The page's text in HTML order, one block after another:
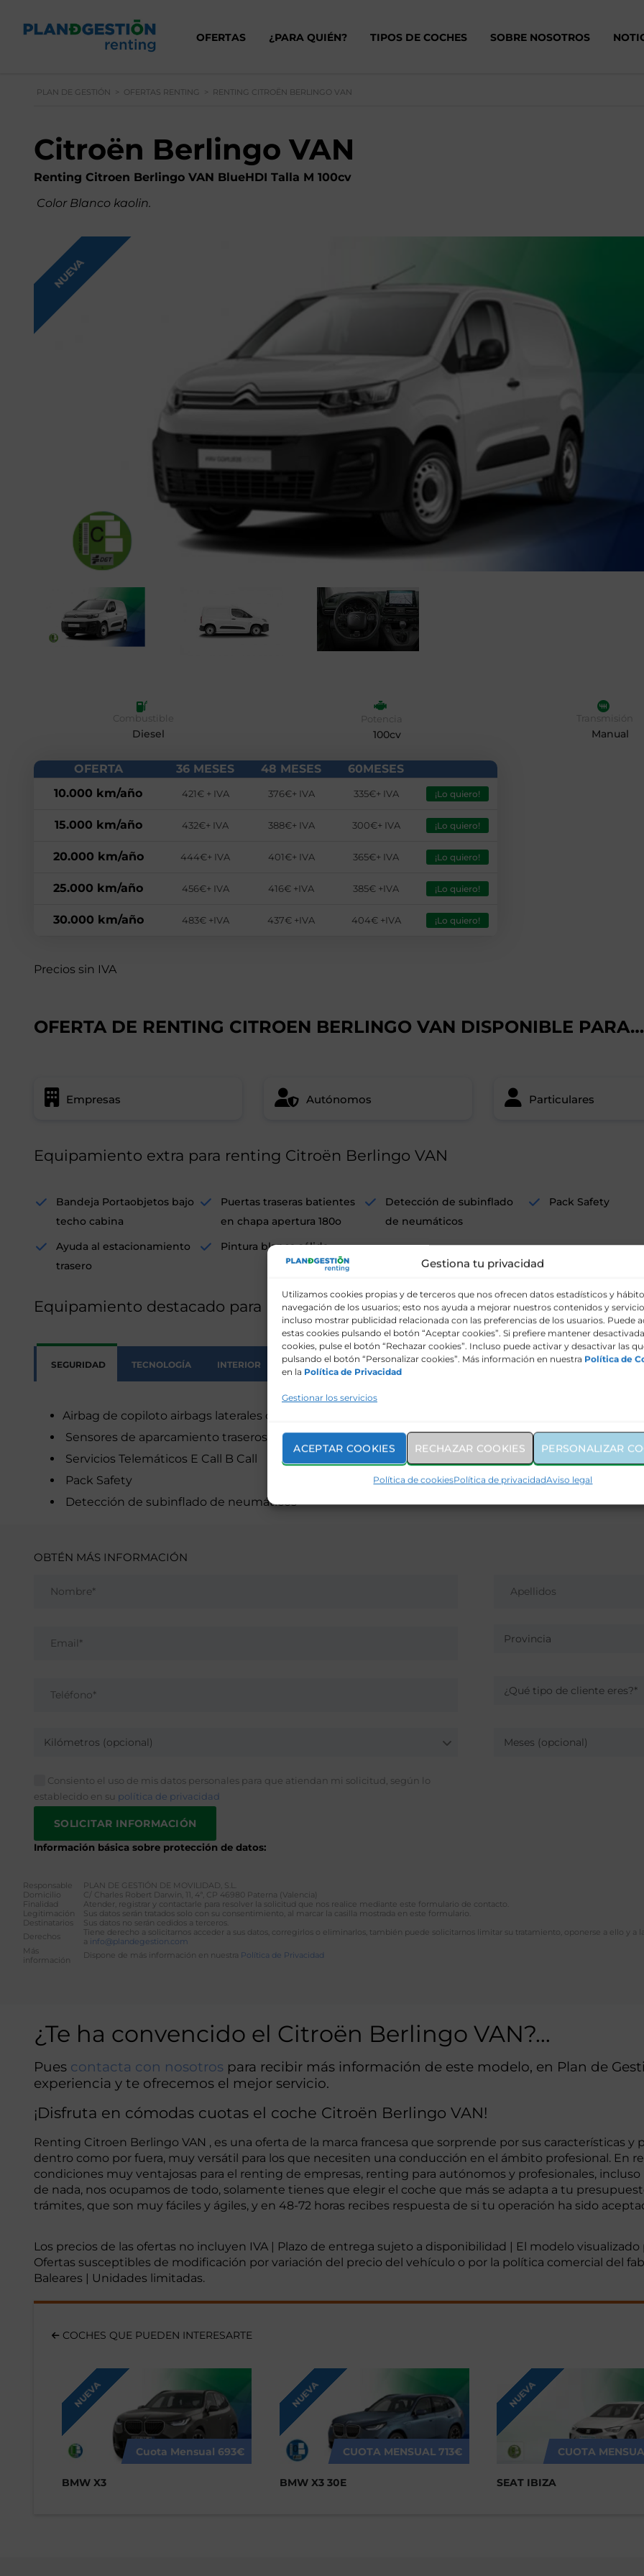
Gestiona tu privacidad
Utilizamos cookies propias y de terceros que nos ofrecen datos estadísticos y
navegación de los usuarios; esto nos ayuda a mejorar nuestros contenidos y
incluso mostrar publicidad relacionada con las preferencias de los usuarios. Puede
estas cookies pulsando el botón “Aceptar cookies”. Si prefiere mantener
cookies, pulse el botón “Rechazar cookies”. Incluso puede activar y desactivar las
pulsando el botón “Personalizar cookies”. Más información en nuestra Política de
en la Política de Privacidad
Gestionar los servicios
ACEPTAR COOKIES RECHAZAR COOKIES PERSONALIZAR
Política de cookiesPolítica de privacidadAviso legal
OFERTAS ¿PARA QUIÉN? TIPOS DE COCHES SOBRE NOSOTROS
PLAN DE GESTIÓN > OFERTAS RENTING > RENTING CITROËN BERLINGO VAN
Citroën Berlingo VAN
Renting Citroen Berlingo VAN BlueHDI Talla M 100cv
Color Blanco kaolin.
NUEVA
Combustible
Diesel
Potencia
100cv
Transmisión
Manual
OFERTA 36 MESES 48 MESES
60MESES
10.000 km/año
421€ + IVA 376€+ IVA 335€+ IVA ¡Lo quiero!
15.000 km/año 432€+ IVA 388€+ IVA 300€+ IVA ¡Lo quiero!
20.000 km/año 444€+ IVA 401€+ IVA 365€+ IVA ¡Lo quiero!
25.000 km/año 456€+ IVA 416€ +IVA 385€ +IVA ¡Lo quiero!
30.000 km/año 483€ +IVA 437€ +IVA 404€ +IVA ¡Lo quiero!
Precios sin IVA
OFERTA DE RENTING CITROEN BERLINGO VAN DISPONIBLE PARA…
Empresas Autónomos Particulares
Equipamiento extra para renting Citroën Berlingo VAN
Bandeja Portaobjetos bajo
techo cabina
Puertas traseras batientes
en chapa apertura 180o
Detección de subinflado
de neumáticos
Pack Safety
Ayuda al estacionamiento
trasero
Pintura blanca sólida
Equipamiento destacado para Renting Citroen Berlingo VAN
SEGURIDAD TECNOLOGÍA INTERIOR EXTERIOR MARCA
Airbag de copiloto airbags laterales conductor y pasajero y airbags de cortina
Sensores de aparcamiento traseros
Servicios Telemáticos E Call B Call
Pack Safety
Detección de subinflado de neumáticos
OBTÉN MÁS INFORMACIÓN
Provincia
¿Qué tipo de cliente eres?*
Kilómetros (opcional) Meses (opcional)
Consiento el uso de mis datos personales para que atiendan mi solicitud, según lo
establecido en su política de privacidad
Información básica sobre protección de datos:
Responsable
PLAN DE GESTIÓN DE MOVILIDAD, S.L.
Domicilio
C/ Charles Robert Darwin, 11, 4ª, CP 46980 Paterna (Valencia)
Finalidad
Atender, registrar y contactarle para resolver la solicitud que nos realice mediante este formulario de contacto.
Legitimación
Sus datos serán tratados solo con su consentimiento, al marcar la casilla mostrada en este formulario.
Destinatarios
Sus datos no serán cedidos a terceros.
Derechos
Tiene derecho a solicitarnos acceder a sus datos, corregirlos o eliminarlos, también puede solicitarnos limitar su tratamiento, oponerse a ello y a
a info@plandegestion.com
Más
información
Dispone de más información en nuestra Política de Privacidad
¿Te ha convencido el Citroën Berlingo VAN?…
Pues contacta con nosotros para recibir más información de este modelo, en Plan de
experiencia y te ofrecemos el mejor servicio.
¡Disfruta en cómodas cuotas el coche Citroën Berlingo VAN!
Renting Citroen Berlingo VAN , es una oferta de la marca francesa que sorprende por sus características
dentro como por fuera, muy versátil para los que necesiten una conducción en el ámbito profesional. En
condiciones muy ventajosas para el renting de empresas, renting para autónomos y profesionales,
de nada, nos ocupamos de todo, solamente tienes que elegir el coche que más se adapta a tu
trámites, que son muy fáciles y ágiles, y en 48-72 horas recibes respuesta de si tu operación ha sido
Los precios de las ofertas no incluyen IVA | Plazo de entrega sujeto a disponibilidad | El modelo
Ofertas susceptibles de modificación por variación del precio del vehículo o por la política comercial del
Baleares | Unidades limitadas.
COCHES QUE PUEDEN INTERESARTE
NUEVA
Cuota Mensual 693€
BMW X3
NUEVA
CUOTA MENSUAL 713€
BMW X3 30E
NUEVA
CUOTA
SEAT IBIZA